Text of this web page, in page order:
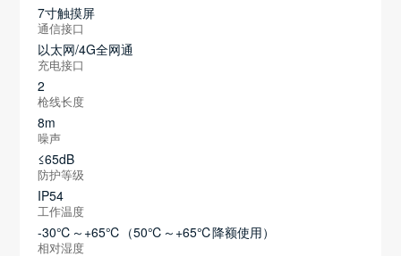
7寸触摸屏
通信接口
以太网/4G全网通
充电接口
2
枪线长度
8m
噪声
≤65dB
防护等级
IP54
工作温度
-30℃～+65℃（50℃～+65℃降额使用）
相对湿度